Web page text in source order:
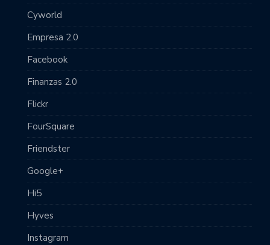
Cyworld
Empresa 2.0
Facebook
Finanzas 2.0
Flickr
FourSquare
Friendster
Google+
Hi5
Hyves
Instagram